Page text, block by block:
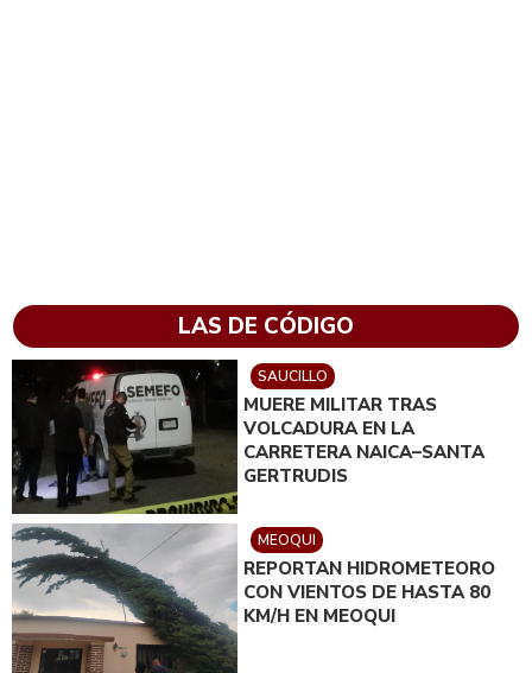
LAS DE CÓDIGO
SAUCILLO
MUERE MILITAR TRAS
VOLCADURA EN LA
CARRETERA NAICA–SANTA
GERTRUDIS
MEOQUI
REPORTAN HIDROMETEORO
CON VIENTOS DE HASTA 80
KM/H EN MEOQUI